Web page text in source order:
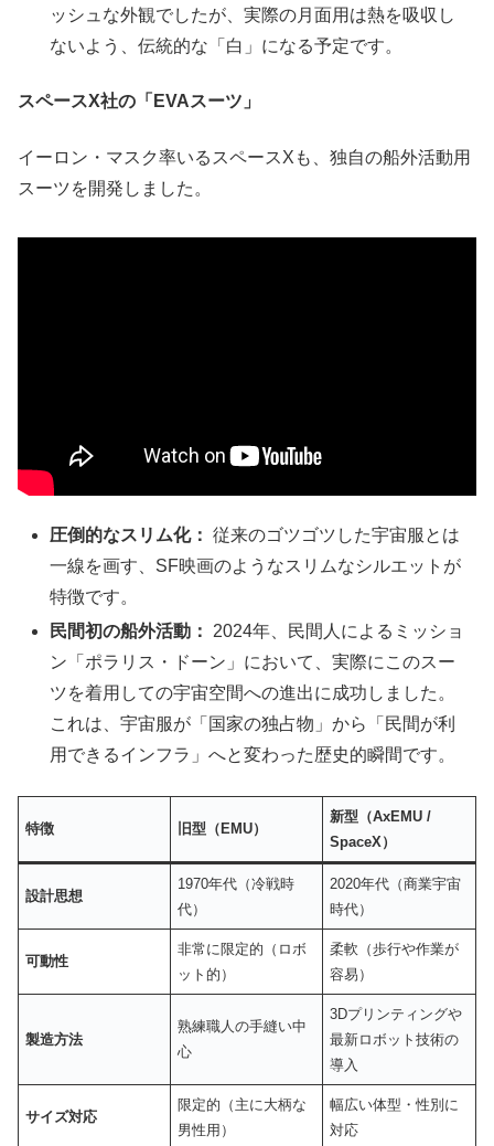
ッシュな外観でしたが、実際の月面用は熱を吸収し
ないよう、伝統的な「白」になる予定です。
スペースX社の「 EVAスーツ」
イーロン・マスク率いるスペースXも、独自の船外活動用
スーツを開発しました。
圧倒的なスリム化： 従来のゴツゴツした宇宙服とは
一線を画す、SF映画のようなスリムなシルエットが
特徴です。
民間初の船外活動：
2024年、民間人によるミッショ
ン「ポラリス・ドーン」において、実際にこのスー
ツを着用しての宇宙空間への進出に成功しました。
これは、宇宙服が「国家の独占物」から「民間が利
用できるインフラ」へと変わった歴史的瞬間です。
特徴 旧型（EMU）
新型（AxEMU /
SpaceX ）
設計思想
1970年代（冷戦時
代）
2020年代（商業宇宙
時代）
可動性
非常に限定的（ロボ
ット的）
柔軟（歩行や作業が
容易）
製造方法
熟練職人の手縫い中
心
3Dプリンティングや
最新ロボット技術の
導入
サイズ対応
限定的（主に大柄な
男性用）
幅広い体型・性別に
対応